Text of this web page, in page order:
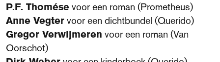
P.F. Thomésevoor een roman (Prometheus)
Anne Vegtervoor een dichtbundel (Querido)
Gregor Verwijmeren voor een roman (Van
Oorschot)